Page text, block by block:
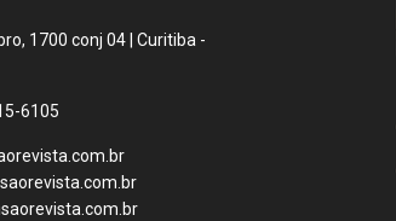
1700 conj 04 | Curitiba -
6105